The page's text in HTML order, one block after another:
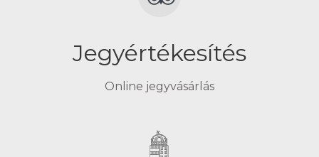
Jegyértékesítés
Online jegyvásárlás